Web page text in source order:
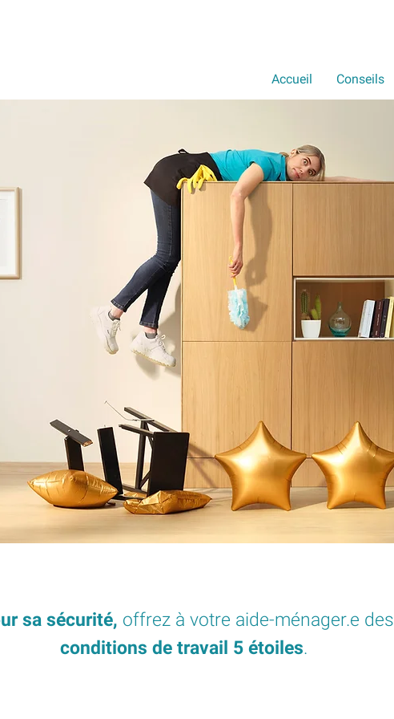
Accueil Conseils
sa sécurité, offrez à votre aide-ménager.e des
conditions de travail 5 étoiles.